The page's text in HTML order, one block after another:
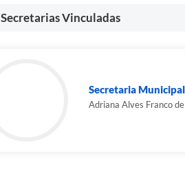
Secretarias Vinculadas
Secretaria
Adriana Alves Franco